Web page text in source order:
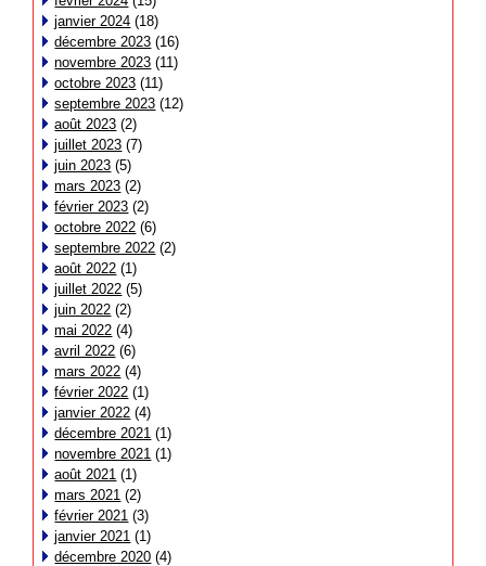
janvier 2024 (18)
décembre 2023 (16)
novembre 2023 (11)
octobre 2023 (11)
septembre 2023 (12)
août 2023 (2)
juillet 2023 (7)
juin 2023 (5)
mars 2023 (2)
février 2023 (2)
octobre 2022 (6)
septembre 2022 (2)
août 2022 (1)
juillet 2022 (5)
juin 2022 (2)
mai 2022 (4)
avril 2022 (6)
mars 2022 (4)
février 2022 (1)
janvier 2022 (4)
décembre 2021 (1)
novembre 2021 (1)
août 2021 (1)
mars 2021 (2)
février 2021 (3)
janvier 2021 (1)
décembre 2020 (4)